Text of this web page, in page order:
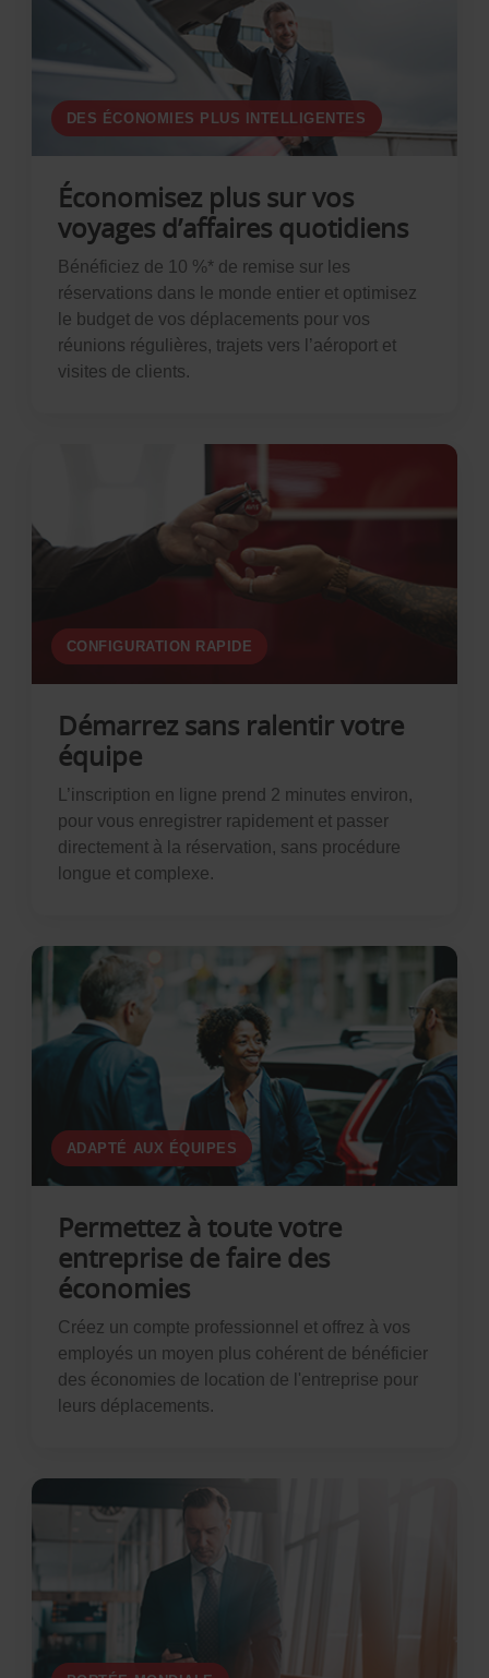
DES ÉCONOMIES PLUS INTELLIGENTES
Économisez plus sur vos
voyages d’affaires quotidiens
Bénéficiez de 10 %* de remise sur les
réservations dans le monde entier et optimisez
le budget de vos déplacements pour vos
réunions régulières, trajets vers l’aéroport et
visites de clients.
CONFIGURATION RAPIDE
Démarrez sans ralentir votre
équipe
L’inscription en ligne prend 2 minutes environ,
pour vous enregistrer rapidement et passer
directement à la réservation, sans procédure
longue et complexe.
ADAPTÉ AUX ÉQUIPES
Permettez à toute votre
entreprise de faire des
économies
Créez un compte professionnel et offrez à vos
employés un moyen plus cohérent de bénéficier
des économies de location de l'entreprise pour
leurs déplacements.